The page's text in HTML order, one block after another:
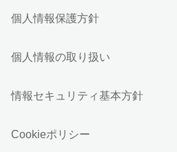
個人情報保護方針
個人情報の取り扱い
情報セキュリティ基本方針
Cookieポリシー